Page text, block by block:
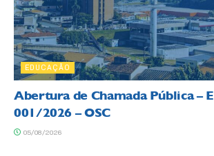
EDUCAÇÃO
Abertura de Chamada Pública –
001/2026 – OSC
05/08/2026